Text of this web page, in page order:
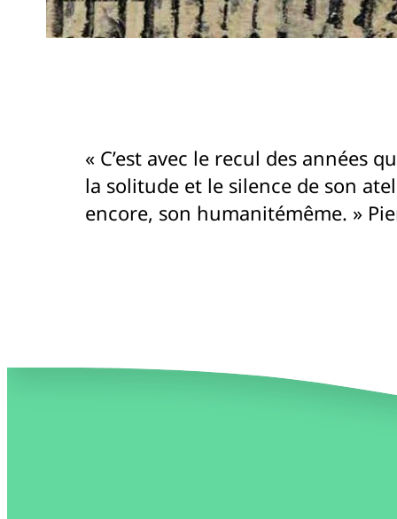
« C’est avec le recul des années
la solitude et le silence de son
encore, son humanitémême. »